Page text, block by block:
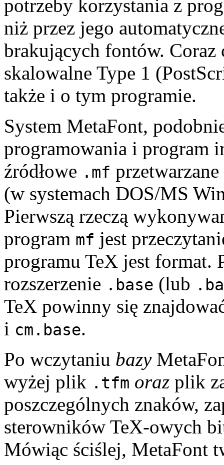
potrzeby korzystania z
niż przez jego
brakujących fontów. Coraz
skalowalne Type 1
także i o tym programie.
System MetaFont,
programowania i program
źródłowe .mf
(w systemach DOS/MS
Pierwszą rzeczą
program mf jest
programu TeX jest format.
rozszerzenie .base (lub
TeX powinny się
i cm.base.
Po wczytaniu bazy
wyżej plik .tfm oraz plik
poszczególnych znaków,
sterowników TeX-owych
Mówiąc ściślej, MetaFont